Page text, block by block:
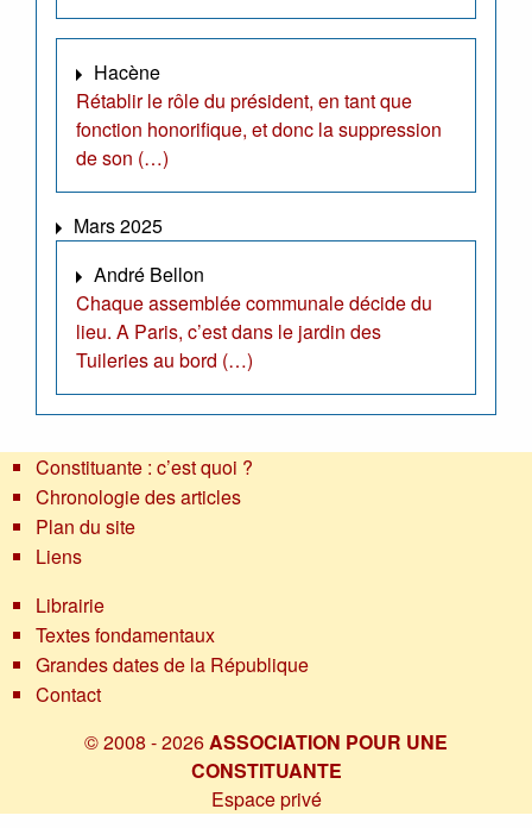
Hacène
Rétablir le rôle du président, en tant que
fonction honorifique, et donc la suppression
de son (…)
Mars 2025
André Bellon
Chaque assemblée communale décide du
lieu. A Paris, c’est dans le jardin des
Tuileries au bord (…)
Constituante : c’est quoi ?
Chronologie des articles
Plan du site
Liens
Librairie
Textes fondamentaux
Grandes dates de la République
Contact
© 2008 - 2026ASSOCIATION POUR UNE
CONSTITUANTE
Espace privé